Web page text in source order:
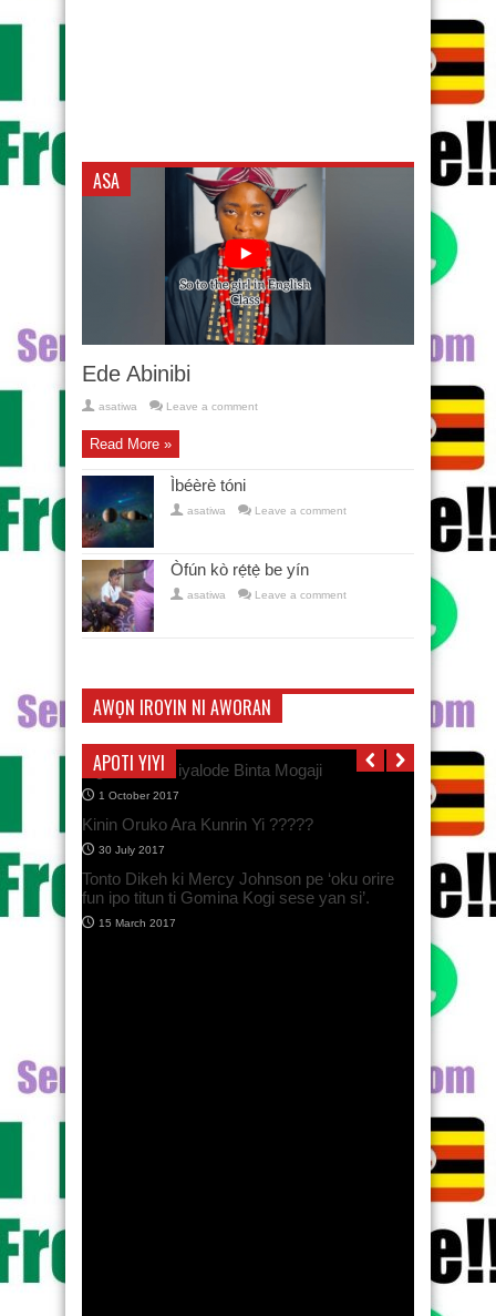
ASA
Ede Abinibi
asatiwa Leave a comment
Read More »
Ìbéèrè tóni
asatiwa Leave a comment
Òfún kò rẹ́tẹ̀ be yín
asatiwa Leave a comment
AWỌN IROYIN NI AWORAN
APOTI YIYI
Oga Bello àti iyalode Binta Mogaji
1 October 2017
Kinin Oruko Ara Kunrin Yi ?????
30 July 2017
Tonto Dikeh ki Mercy Johnson pe ‘oku orire
fun ipo titun ti Gomina Kogi sese yan si’.
15 March 2017